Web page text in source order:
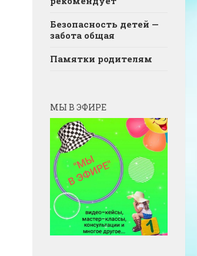
Безопасность детей —
забота общая
Памятки родителям
МЫ В ЭФИРЕ